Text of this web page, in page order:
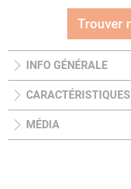
Trouver
INFO GÉNÉRALE
CARACTÉRISTIQUES
MÉDIA